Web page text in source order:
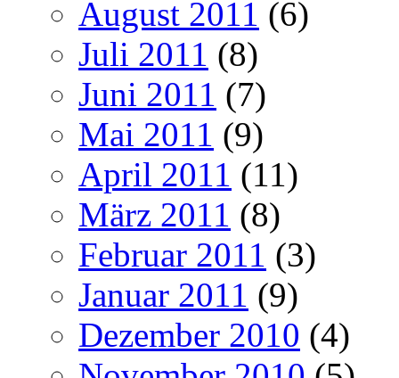
August 2011 (6)
Juli 2011 (8)
Juni 2011 (7)
Mai 2011 (9)
April 2011 (11)
März 2011 (8)
Februar 2011 (3)
Januar 2011 (9)
Dezember 2010 (4)